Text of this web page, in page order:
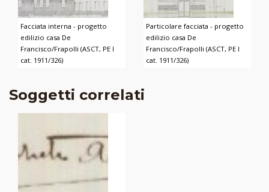
Facciata interna - progetto
edilizio casa De
Francisco/Frapolli (ASCT, PE I
cat. 1911/326)
Particolare facciata - progetto
edilizio casa De
Francisco/Frapolli (ASCT, PE I
cat. 1911/326)
Soggetti correlati